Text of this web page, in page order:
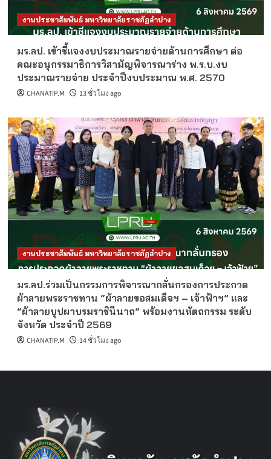
งานประชาสัมพันธ์ มหาวิทยาลัยราชภัฏลำปาง
มร.ลป. เข้าชี้แจงงบประมาณรายจ่ายด้านการศึกษา ต่อ
คณะอนุกรรมาธิการวิสามัญพิจารณาร่าง พ.ร.บ.งบ
ประมาณรายจ่าย ประจำปีงบประมาณ พ.ศ. 2570
CHANATIP.M 13 ชั่วโมง ago
งานประชาสัมพันธ์ มหาวิทยาลัยราชภัฏลำปาง
มร.ลป.ร่วมเป็นกรรมการพิจารณากลั่นกรองการประกวด
ผ้าลายพระราชทาน “ผ้าลายขอสมเด็จฯ – เจ้าฟ้าฯ” และ
“ผ้าลายบุปผาบรมราชินีนาถ” พร้อมงานหัตถกรรม ระดับ
จังหวัด ประจำปี 2569
CHANATIP.M 14 ชั่วโมง ago